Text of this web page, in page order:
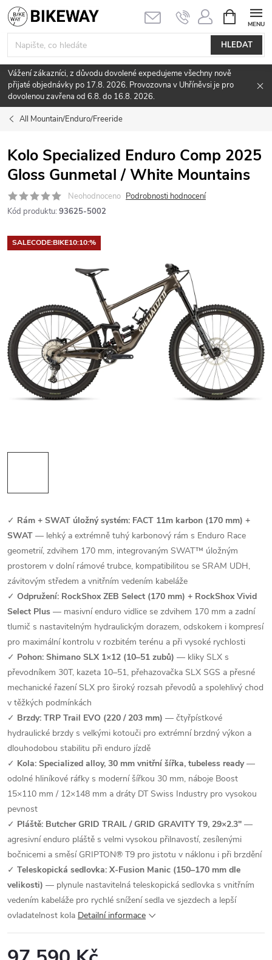
Přejít
na
obsah
HLEDAT
NÁKUPNÍ
KOŠÍK
Vážení zákazníci, z důvodu dovolené expedujeme všechny nově
přijaté objednávky po 17.8. 2026. Provozovna v Uhříněvsi je pro
dovolenou zavřena od 6.8. do 16.8. 2026.
All Mountain/Enduro/Freeride
Kolo Specialized Enduro Comp 2025
Gloss Gunmetal / White Mountains
Neohodnoceno Podrobnosti hodnocení
Kód produktu: 93625-5002
SALECODE:BIKE10:10:%
✓ Rám + SWAT úložný systém: FACT 11m karbon (170 mm) +
SWAT — lehký a extrémně tuhý karbonový rám s Enduro Race
geometrií, zdvihem 170 mm, integrovaným SWAT™ úložným
prostorem v dolní rámové trubce, kompatibilitou se SRAM UDH,
závitovým středem a vnitřním vedením kabeláže
✓ Odpružení: RockShox ZEB Select (170 mm) + RockShox Vivid
Select Plus — masivní enduro vidlice se zdvihem 170 mm a zadní
tlumič s nastavitelným hydraulickým dorazem, odskokem i kompresí
pro maximální kontrolu v rozbitém terénu a při vysoké rychlosti
✓ Pohon: Shimano SLX 1×12 (10–51 zubů) — kliky SLX s
převodníkem 30T, kazeta 10–51, přehazovačka SLX SGS a přesné
mechanické řazení SLX pro široký rozsah převodů a spolehlivý chod
v těžkých podmínkách
✓ Brzdy: TRP Trail EVO (220 / 203 mm) — čtyřpístkové
hydraulické brzdy s velkými kotouči pro extrémní brzdný výkon a
dlouhodobou stabilitu při enduro jízdě
✓ Kola: Specialized alloy, 30 mm vnitřní šířka, tubeless ready—
odolné hliníkové ráfky s moderní šířkou 30 mm, náboje Boost
15×110 mm / 12×148 mm a dráty DT Swiss Industry pro vysokou
pevnost
✓ Pláště: Butcher GRID TRAIL / GRID GRAVITY T9, 29×2.3" —
agresivní enduro pláště s velmi vysokou přilnavostí, zesílenými
bočnicemi a směsí GRIPTON® T9 pro jistotu v náklonu i při brzdění
✓ Teleskopická sedlovka: X-Fusion Manic (150–170 mm dle
velikosti) — plynule nastavitelná teleskopická sedlovka s vnitřním
vedením kabeláže pro rychlé snížení sedla ve sjezdech a lepší
ovladatelnost kola Detailní informace